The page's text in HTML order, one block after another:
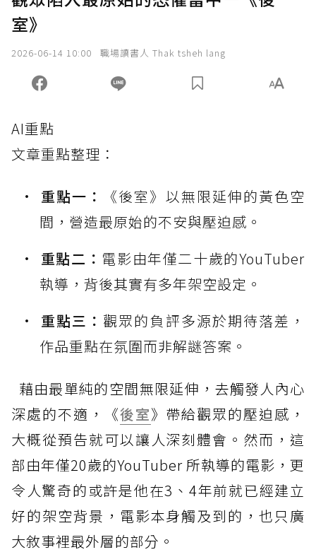
室》
2026-06-14 10:00 職場讀書人 Thak tsheh lang
AI重點
文章重點整理：
重點一：
《後室》以無限延伸的黃色空
間，營造最原始的不安與壓迫感。
重點二： 電影由年僅二十歲的YouTuber
執導，背後其實有多年架空設定。
重點三： 觀眾的負評多源於期待落差，
作品重點在氛圍而非解謎答案。
藉由最單純的空間無限延伸，去觸發人內心
深處的不適，《後室》帶給觀眾的壓迫感，
大概從預告就可以讓人深刻體會。然而，這
部由年僅20歲的YouTuber 所執導的電影，更
令人驚奇的或許是他在3、4年前就已經建立
好的架空背景，電影本身觸及到的，也只廣
大敘事裡最外層的部分。